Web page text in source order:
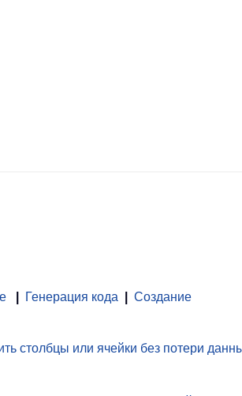
Генерация кода Создание
столбцы или ячейки без потери